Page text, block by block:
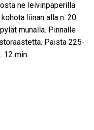
ne leivinpaperilla
liinan alla n. 20
munalla. Pinnalle
Paista 225-
12 min.